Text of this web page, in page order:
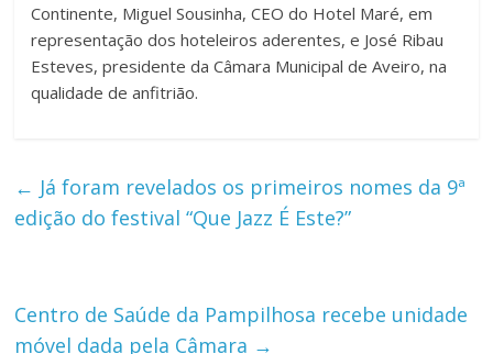
Continente, Miguel Sousinha, CEO do Hotel Maré, em
representação dos hoteleiros aderentes, e José Ribau
Esteves, presidente da Câmara Municipal de Aveiro, na
qualidade de anfitrião.
← Já foram revelados os primeiros nomes da 9ª
edição do festival “Que Jazz É Este?”
Centro de Saúde da Pampilhosa recebe unidade
móvel dada pela Câmara →